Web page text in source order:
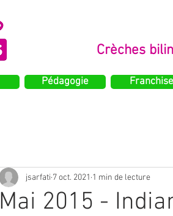
Crèches
Pédagogie Franchise
Mai 2015 -
jsarfati 7 oct. 2021 1 min de lecture